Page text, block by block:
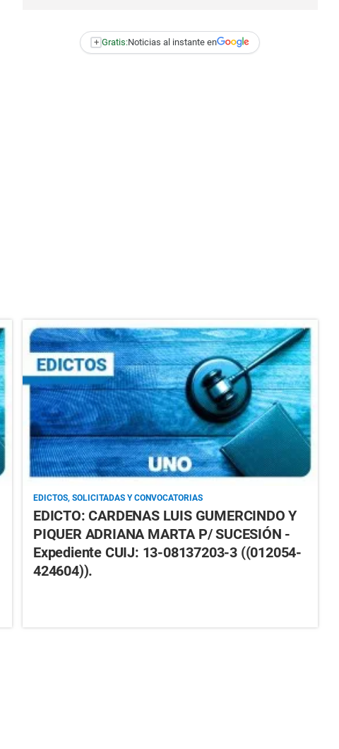
+ Gratis:Noticias al instante en
EDICTOS, SOLICITADAS Y CONVOCATORIAS
EDICTO: CARDENAS LUIS GUMERCINDO Y
PIQUER ADRIANA MARTA P/ SUCESIÓN -
Expediente CUIJ: 13-08137203-3 ((012054-
424604)).